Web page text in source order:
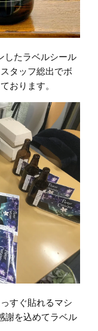
したラベルシール
タッフ総出でボ
おります。
すぐ貼れるマシ
謝を込めてラベル